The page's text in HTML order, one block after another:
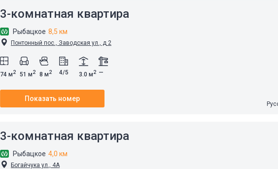
3-комнатная квартира
Рыбацкое 8,5 км
Понтонный пос., Заводская ул., д 2
74 м2 51 м2 8 м2 4/5 3.0 м2 —
Показать номер
3-комнатная квартира
Рыбацкое 4,0 км
Богайчука ул., 4А